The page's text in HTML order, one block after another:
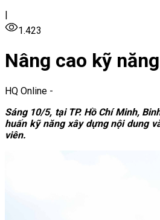
|
1.423
Nâng cao kỹ
HQ Online -
Sáng 10/5, tại TP. Hồ Chí Minh,
huấn kỹ năng xây dựng nội dung
viên.